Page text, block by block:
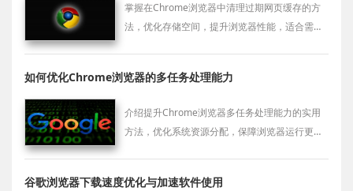
掌握在Chrome浏览器中清理过期网页缓存的方
法，优化存储空间，提升浏览器性能，适合需要
如何优化Chrome浏览器的多任务处理能力
介绍提升Chrome浏览器多任务处理能力的实用
方法，优化系统资源分配，保障浏览器运行更流
谷歌浏览器下载速度优化与加速软件使用